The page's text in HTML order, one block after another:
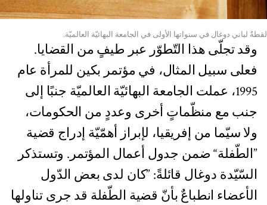
لقطةٌ لباني دوغال في سنواتها الأولى في الجامعة البهائيّة العالميّة.
وقد تجلّى هذا التّطوّر عبر طيفٍ من القضايا.
فعلى سبيل المثال، في مؤتمر بكين للمرأة عام
1995، عملت الجامعة البهائيّة العالميّة جنبًا إلى
جنب مع منظّماتٍ أخرى وعددٍ من الحكومات،
ولا سيّما من إفريقيا، لإبراز أهمّيّة إدراج قضية
”الطّفلة“ ضمن جدول أعمال المؤتمر. وتستذكر
السّيّدة دوغال قائلةً: ”كان لدى بعض الدّول
الأعضاء انطباعٌ بأنّ قضية الطّفلة قد جرى تناولها